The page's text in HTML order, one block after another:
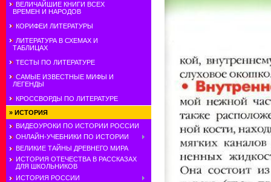
ВЕЛИЧАЙШИЕ КНИГИ ВСЕХ
ВРЕМЕН И НАРОДОВ
КОРИФЕИ ЛИТЕРАТУРЫ
ЛИТЕРАТУРА В СХЕМАХ И
ТАБЛИЦАХ
ТЕСТЫ ПО ЛИТЕРАТУРЕ
САМЫЕ ИЗВЕСТНЫЕ МИФЫ И
ЛЕГЕНДЫ
КРОССВОРДЫ ПО ЛИТЕРАТУРЕ
» ИСТОРИЯ
ВИДЕОУРОКИ ПО ИСТОРИИ РОССИИ
ОНЛАЙН-УЧЕБНИКИ ПО ИСТОРИИ
ВЕЛИКИЕ ТАЙНЫ ДРЕВНЕГО МИРА
ИСТОРИЯ ОТЕЧЕСТВА В РАССКАЗАХ
ДЛЯ ШКОЛЬНИКОВ
ИСТОРИЯ РОССИИ